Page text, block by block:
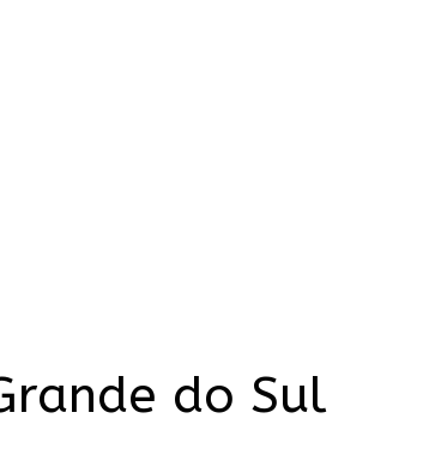
do Sul